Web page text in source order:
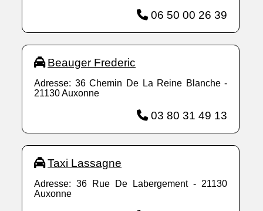
06 50 00 26 39
Beauger Frederic
Adresse: 36 Chemin De La Reine Blanche -
21130 Auxonne
03 80 31 49 13
Taxi Lassagne
Adresse: 36 Rue De Labergement - 21130
Auxonne